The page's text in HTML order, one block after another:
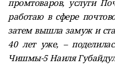
промтоваров, услуги
работаю в сфере
затем вышла замуж и
40 лет уже, –
Чишмы-5 Наиля